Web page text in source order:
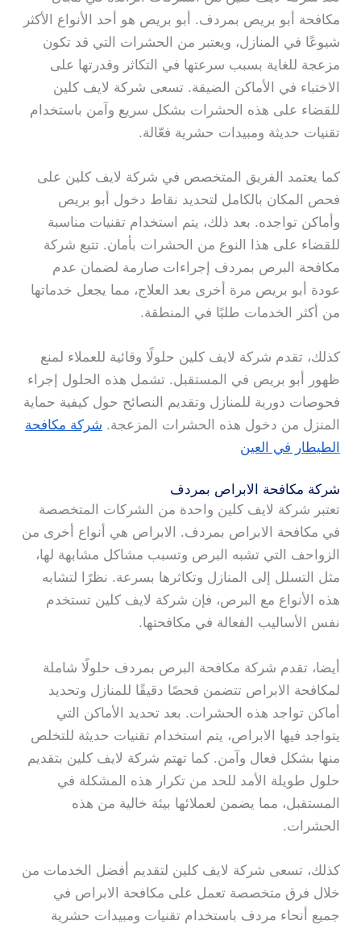
مكافحة أبو بريص بمردف. أبو بريص هو أحد الأنواع الأكثر
شيوعًا في المنازل، ويعتبر من الحشرات التي قد تكون
مزعجة للغاية بسبب سرعتها في التكاثر وقدرتها على
الاختباء في الأماكن الضيقة. تسعى شركة لايف كلين
للقضاء على هذه الحشرات بشكل سريع وآمن باستخدام
تقنيات حديثة ومبيدات حشرية فعّالة.
كما يعتمد الفريق المتخصص في شركة لايف كلين على
فحص المكان بالكامل لتحديد نقاط دخول أبو بريص
وأماكن تواجده. بعد ذلك، يتم استخدام تقنيات مناسبة
للقضاء على هذا النوع من الحشرات بأمان. تتبع شركة
مكافحة البرص بمردف إجراءات صارمة لضمان عدم
عودة أبو بريص مرة أخرى بعد العلاج، مما يجعل خدماتها
من أكثر الخدمات طلبًا في المنطقة.
كذلك، تقدم شركة لايف كلين حلولًا وقائية للعملاء لمنع
ظهور أبو بريص في المستقبل. تشمل هذه الحلول إجراء
فحوصات دورية للمنازل وتقديم النصائح حول كيفية حماية
المنزل من دخول هذه الحشرات المزعجة. شركة مكافحة
الطيطار في العين
شركة مكافحة الابراص بمردف
تعتبر شركة لايف كلين واحدة من الشركات المتخصصة
في مكافحة الابراص بمردف. الابراص هي أنواع أخرى من
الزواحف التي تشبه البرص وتسبب مشاكل مشابهة لها،
مثل التسلل إلى المنازل وتكاثرها بسرعة. نظرًا لتشابه
هذه الأنواع مع البرص، فإن شركة لايف كلين تستخدم
نفس الأساليب الفعالة في مكافحتها.
أيضا، تقدم شركة مكافحة البرص بمردف حلولًا شاملة
لمكافحة الابراص تتضمن فحصًا دقيقًا للمنازل وتحديد
أماكن تواجد هذه الحشرات. بعد تحديد الأماكن التي
يتواجد فيها الابراص، يتم استخدام تقنيات حديثة للتخلص
منها بشكل فعال وآمن. كما تهتم شركة لايف كلين بتقديم
حلول طويلة الأمد للحد من تكرار هذه المشكلة في
المستقبل، مما يضمن لعملائها بيئة خالية من هذه
الحشرات.
كذلك، تسعى شركة لايف كلين لتقديم أفضل الخدمات من
خلال فرق متخصصة تعمل على مكافحة الابراص في
جميع أنحاء مردف باستخدام تقنيات ومبيدات حشرية